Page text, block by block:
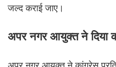
जल्द कराई जाए।
अपर नगर आयुक्त ने दिया